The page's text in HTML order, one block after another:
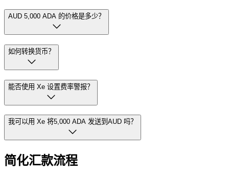
AUD 5,000 ADA 的价格是多少？
如何转换货币？
能否使用 Xe 设置费率警报？
我可以用 Xe 将5,000 ADA 发送到AUD 吗？
简化汇款流程